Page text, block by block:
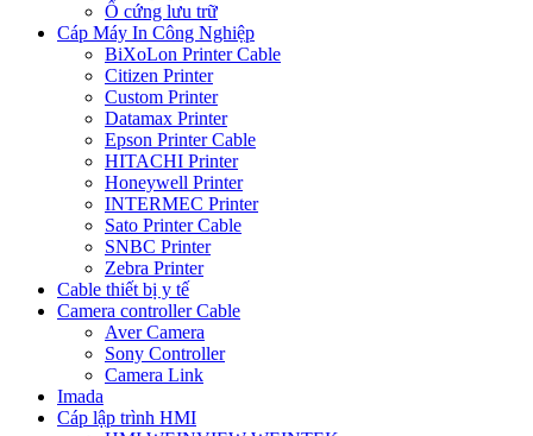
Ổ cứng lưu trữ
Cáp Máy In Công Nghiệp
BiXoLon Printer Cable
Citizen Printer
Custom Printer
Datamax Printer
Epson Printer Cable
HITACHI Printer
Honeywell Printer
INTERMEC Printer
Sato Printer Cable
SNBC Printer
Zebra Printer
Cable thiết bị y tế
Camera controller Cable
Aver Camera
Sony Controller
Camera Link
Imada
Cáp lập trình HMI